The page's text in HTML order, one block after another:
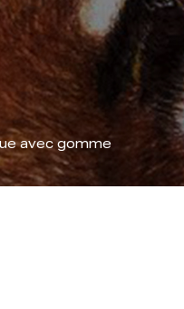
avec gomme